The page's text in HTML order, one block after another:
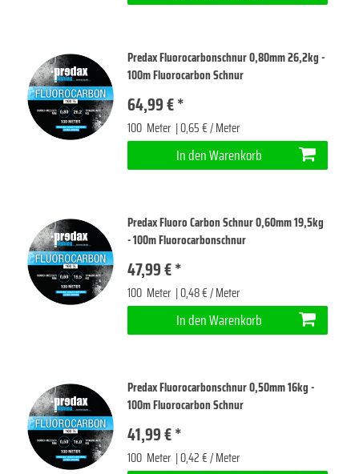
Predax Fluorocarbonschnur 0,80mm 26,2kg -
100m Fluorocarbon Schnur
64,99 € *
100 Meter | 0,65 € / Meter
In den Warenkorb
Predax Fluoro Carbon Schnur 0,60mm 19,5kg
- 100m Fluorocarbonschnur
47,99 € *
100 Meter | 0,48 € / Meter
In den Warenkorb
Predax Fluorocarbonschnur 0,50mm 16kg -
100m Fluorocarbon Schnur
41,99 € *
100 Meter | 0,42 € / Meter